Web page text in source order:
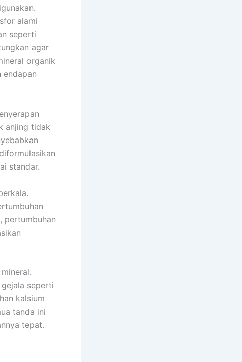
alami
seperti
agar
organik
endapan
anjing tidak
standar.
pertumbuhan
seperti
kalsium
tanda ini
tepat.